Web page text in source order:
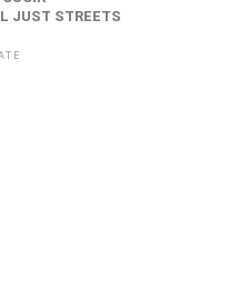
JUST STREETS